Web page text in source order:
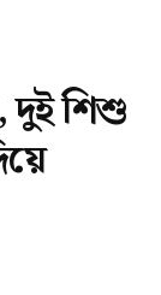
দুই শিশু